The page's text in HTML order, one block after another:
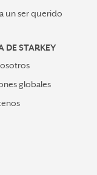
un ser querido
DE STARKEY
globales